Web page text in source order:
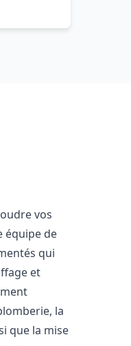
vos
équipe de
qui
et
la
que la mise